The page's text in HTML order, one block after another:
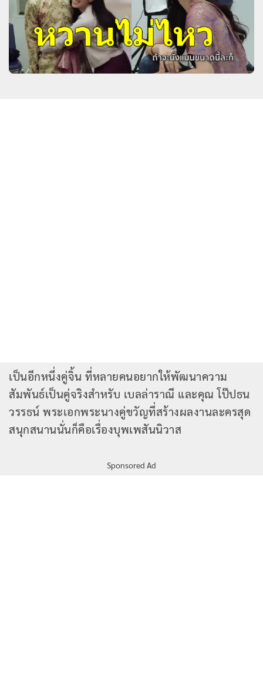
เป็นอีกหนึ่งคู่จิ้น ที่หลายคนอยากให้พัฒนาความ
สัมพันธ์เป็นคู่จริงสำหรับ เบลล่าราณี และคุณ โป๊ปธน
วรรธน์ พระเอกพระนางคู่ขวัญที่สร้างผลงานละครสุด
สนุกสนานนั่นก็คือเรื่องบุพเพสันนิวาส
Sponsored Ad